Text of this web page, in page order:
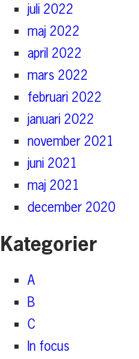
juli 2022
maj 2022
april 2022
mars 2022
februari 2022
januari 2022
november 2021
juni 2021
maj 2021
december 2020
Kategorier
A
B
C
In focus